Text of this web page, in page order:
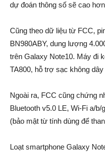
dự đoán thông số sẽ cao
Cũng theo dữ liệu từ FCC,
BN980ABY, dung lượng
trên Galaxy Note10. Máy đi
TA800, hỗ trợ sạc không
Ngoài ra, FCC cũng chứng
Bluetooth v5.0 LE, Wi-Fi a/
(bảo mật từ tính dùng để
Loạt smartphone Galaxy